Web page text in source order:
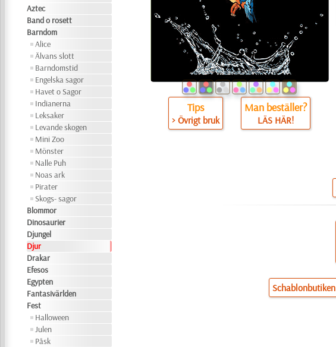
Aztec
Band o rosett
Barndom
Alice
Älvans slott
Barndomstid
Engelska sagor
Havet o Sagor
Indianerna
Leksaker
Levande skogen
Mini Zoo
Mönster
Nalle Puh
Noas ark
Pirater
Skogs- sagor
Blommor
Dinosaurier
Djungel
Djur
Drakar
Efesos
Egypten
Fantasivärlden
Fest
Halloween
Julen
Påsk
Tips
> Övrigt bruk
Man beställer?
LÄS HÄR!
Schablonbutiken